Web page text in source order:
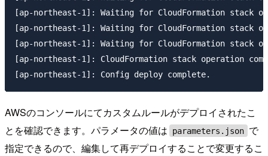
[ap-northeast-1]: Waiting for CloudFormation stack
[ap-northeast-1]: Waiting for CloudFormation stack
[ap-northeast-1]: Waiting for CloudFormation stack
[ap-northeast-1]: CloudFormation stack operation
AWSのコンソールにてカスタムルールがデプロイされたこ
とを確認できます。パラメータの値は
parameters.json で
指定できるので、編集して再デプロイすることで変更するこ